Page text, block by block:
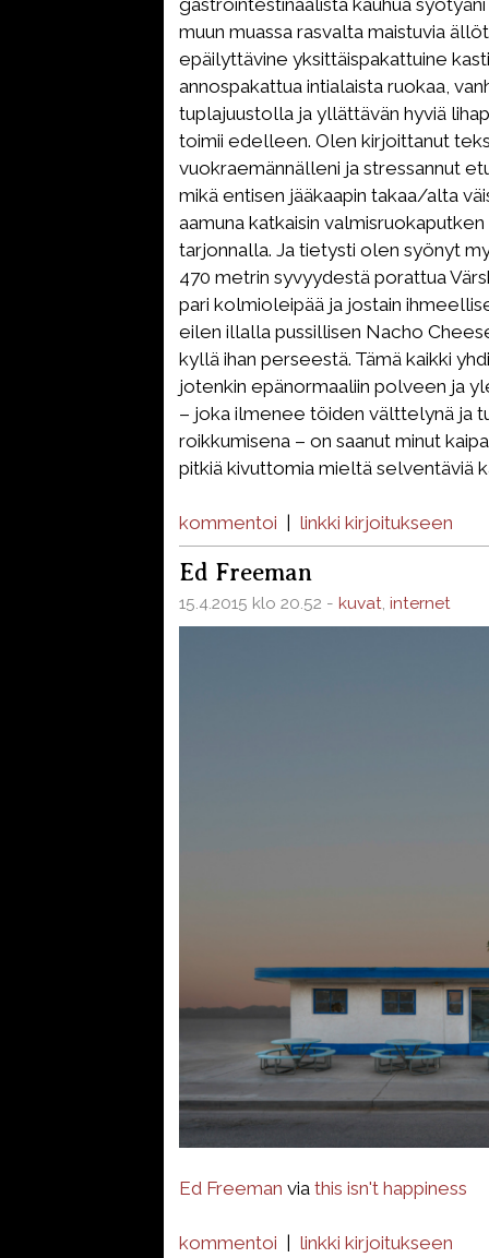
gastrointestinaalista kauhua
muun muassa rasvalta maistuvia
epäilyttävine yksittäispakattuine
annospakattua intialaista ruokaa,
tuplajuustolla ja yllättävän hyviä
toimii edelleen. Olen kirjoittanut
vuokraemännälleni ja stressannut
mikä entisen jääkaapin takaa/alta
aamuna katkaisin
tarjonnalla. Ja tietysti olen syönyt
470 metrin syvyydestä porattua
pari kolmioleipää ja jostain
eilen illalla pussillisen Nacho
kyllä ihan perseestä. Tämä kaikki
jotenkin epänormaaliin polveen ja
– joka ilmenee töiden välttelynä ja
roikkumisena – on saanut minut
pitkiä kivuttomia mieltä selventäviä
kommentoi linkki kirjoitukseen
Ed Freeman
15.4.2015 klo 20.52 - kuvat, internet
Ed Freeman via this isn't happiness
kommentoi linkki kirjoitukseen